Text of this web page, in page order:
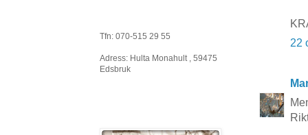
22
Tfn: 070-515 29 55
Adress: Hulta Monahult , 59475
Edsbruk